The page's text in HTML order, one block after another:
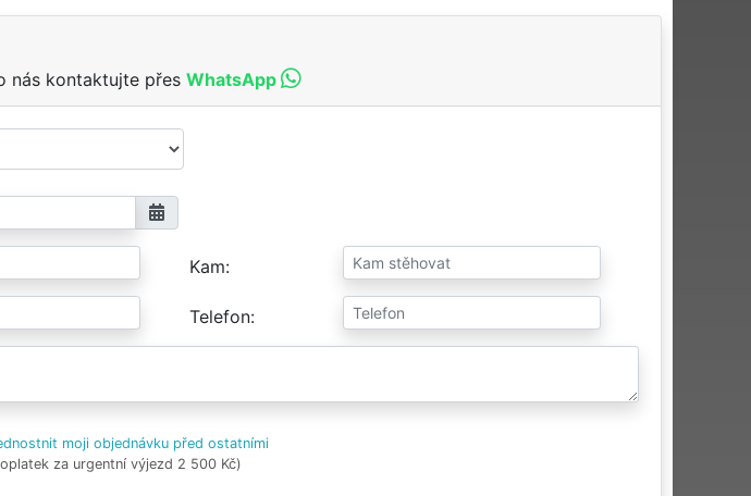
nás kontaktujte přes WhatsApp
Kam
Telefon
moji objednávku před ostatními
za urgentní výjezd 2 500 Kč)